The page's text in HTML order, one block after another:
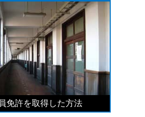
免許を取得した方法